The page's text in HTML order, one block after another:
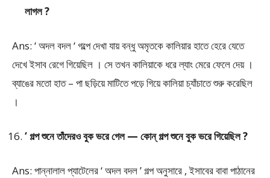
লাগল ?
Ans: ‘ অদল বদল ‘ গল্পে দেখা যায় বন্ধু অমৃতকে কালিয়ার হাতে হেরে যেতে
দেখে ইসাব রেগে গিয়েছিল । সে তখন কালিয়াকে ধরে ল্যাং মেরে ফেলে দেয় ।
ব্যাঙের মতো হাত – পা ছড়িয়ে মাটিতে পড়ে গিয়ে কালিয়া চ্যাঁচাতে শুরু করেছিল
।
‘ গল্প শুনে তাঁদেরও বুক ভরে গেল — কোন্ গল্প শুনে বুক ভরে গিয়েছিল ?
Ans: পান্নালাল প্যাটেলের ‘ অদল বদল ’ গল্প অনুসারে , ইসাবের বাবা পাঠানের